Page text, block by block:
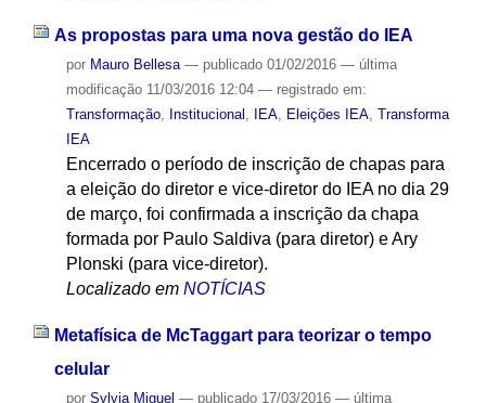
As propostas para uma nova gestão do IEA
por Mauro Bellesa — publicado01/02/2016 — última
modificação11/03/2016 12:04 — registrado em:
Transformação, Institucional , IEA, Eleições IEA, Transforma
IEA
Encerrado o período de inscrição de chapas para
a eleição do diretor e vice-diretor do IEA no dia 29
de março, foi confirmada a inscrição da chapa
formada por Paulo Saldiva (para diretor) e Ary
Plonski (para vice-diretor).
Localizado em NOTÍCIAS
Metafísica de McTaggart para teorizar o tempo
celular
por Sylvia Miguel — publicado17/03/2016 — última